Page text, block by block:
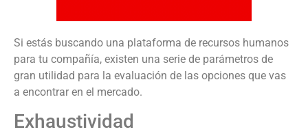
Si estás buscando una plataforma de recursos humanos
para tu compañía, existen una serie de parámetros de
gran utilidad para la evaluación de las opciones que vas
a encontrar en el mercado.
Exhaustividad